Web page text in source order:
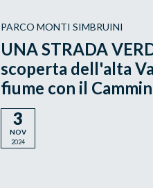
PARCO MONTI SIMBRUINI
UNA STRADA
scoperta dell'alta
fiume con il
3
NOV
2024